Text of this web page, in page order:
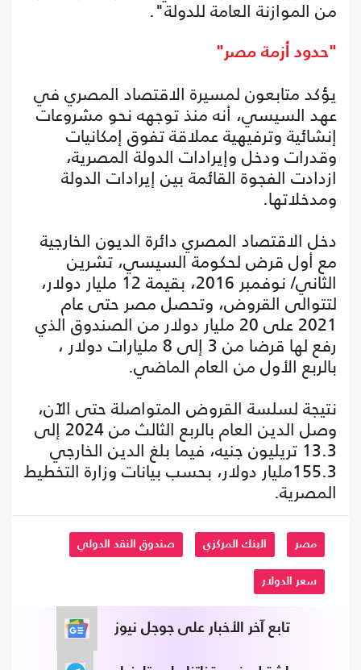
من الموازنة العامة للدولة".
"حدود أزمة مصر"
يؤكد متابعون لمسيرة الاقتصاد المصري في
عهد السيسي، أنه منذ توجهه نحو مشروعات
إنشائية وترفيهية عملاقة تفوق إمكانيات
وقدرات ودخل وإيرادات الدولة المصرية،
ازدادت الفجوة القائمة بين إيرادات الدولة
ومدخلاتها.
دخل الاقتصاد المصري دائرة الديون الخارجية
مع أول قرض لحكومة السيسي، تشرين
الثاني/ نوفمبر 2016، بقيمة 12 مليار دولار،
لتتوالى القروض، وتحصل مصر حتى عام
2021 على 20 مليار دولار من الصندوق الذي
رفع لها قرضا من 3 إلى 8 مليارات دولار ،
بالربع الأول من العام الماضي.
نتيجة لسلسة القروض المتواصلة حتى الآن،
وصل الدين العام بالربع الثالث من 2024 إلى
13.3 تريليون جنيه، فيما بلغ الدين الخارجي
155.3مليار دولار، بحسب بيانات وزارة التخطيط
المصرية.
مصر البنك المركزي صندوق النقد الدولي
سعر الدولار
تابع آخر الأخبار على جوجل نيوز